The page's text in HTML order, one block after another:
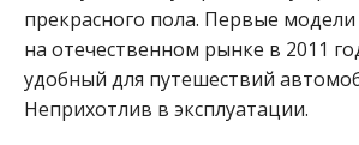
прекрасного пола. Первые
на отечественном рынке в 2011
удобный для путешествий
Неприхотлив в эксплуатации.